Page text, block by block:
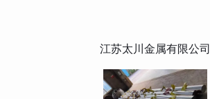
江苏太川金属有限公司